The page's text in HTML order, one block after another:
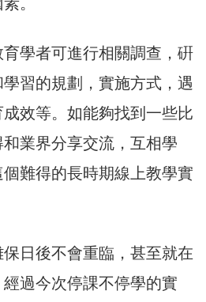
學者可進行相關調查，硏
習的規劃，實施方式，遇
效等。如能夠找到一些比
業界分享交流，互相學
難得的長時期線上教學實
日後不會重臨，甚至就在
過今次停課不停學的實